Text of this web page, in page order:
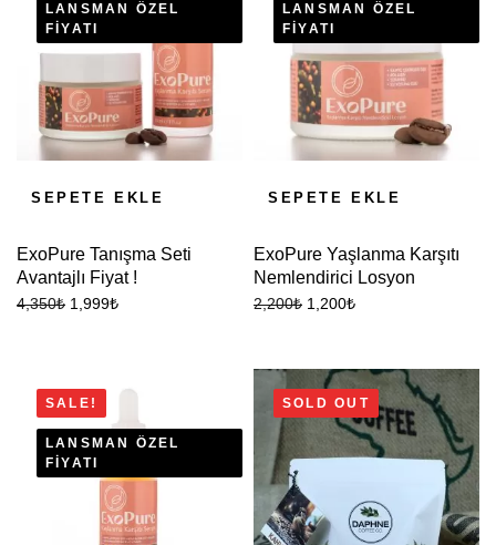
LANSMAN ÖZEL
FIYATI
SEPETE EKLE
ExoPure Tanışma Seti
Avantajlı Fiyat !
4,350₺ 1,999₺
LANSMAN ÖZEL
FIYATI
SEPETE EKLE
ExoPure Yaşlanma Karşıtı
Nemlendirici Losyon
2,200₺ 1,200₺
SALE!
LANSMAN ÖZEL
FIYATI
SOLD OUT